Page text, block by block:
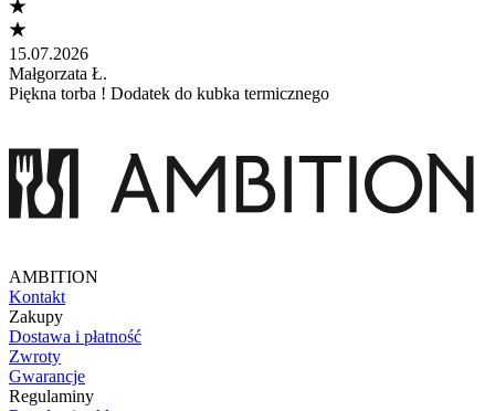
15.07.2026
Małgorzata Ł.
Piękna torba ! Dodatek do kubka termicznego
AMBITION
Kontakt
Zakupy
Dostawa i płatność
Zwroty
Gwarancje
Regulaminy